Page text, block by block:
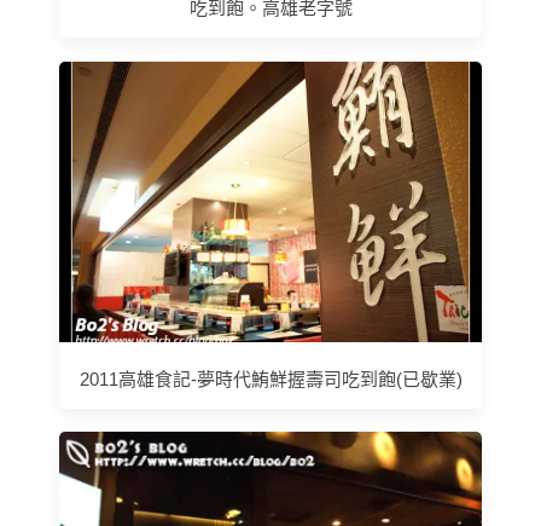
吃到飽。高雄老字號
2011高雄食記-夢時代鮪鮮握壽司吃到飽(已歇業)